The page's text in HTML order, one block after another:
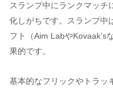
スランプ中にランクマッチ
化しがちです。スランプ中
フト（Aim LabやKovaak’s
果的です。
基本的なフリックやトラッ